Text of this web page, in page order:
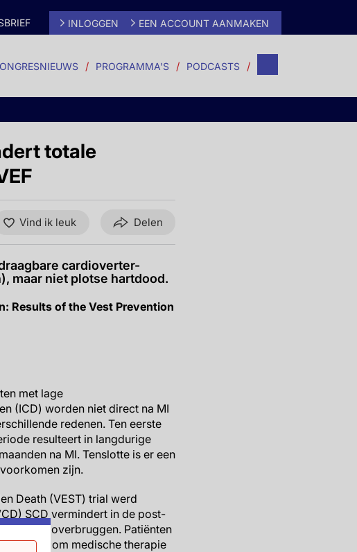
INLOGGEN EEN ACCOUNT AANMAKEN
PROGRAMMA'S PODCASTS
totale
Vind ik leuk Delen
cardioverter-
maar niet plotse hartdood.
Results of the Vest Prevention
met lage
(ICD) worden niet direct na MI
redenen. Ten eerste
resulteert in langdurige
na MI. Tenslotte is er een
zijn.
Death (VEST) trial werd
SCD vermindert in de post-
ICD te overbruggen. Patiënten
om medische therapie